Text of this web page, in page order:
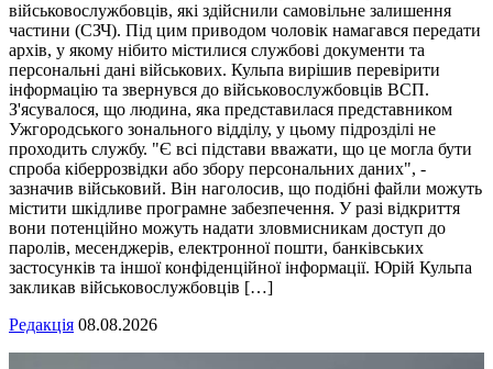
військовослужбовців, які здійснили самовільне залишення
частини (СЗЧ). Під цим приводом чоловік намагався передати
архів, у якому нібито містилися службові документи та
персональні дані військових. Кульпа вирішив перевірити
інформацію та звернувся до військовослужбовців ВСП.
З'ясувалося, що людина, яка представилася представником
Ужгородського зонального відділу, у цьому підрозділі не
проходить службу. "Є всі підстави вважати, що це могла бути
спроба кіберрозвідки або збору персональних даних", -
зазначив військовий. Він наголосив, що подібні файли можуть
містити шкідливе програмне забезпечення. У разі відкриття
вони потенційно можуть надати зловмисникам доступ до
паролів, месенджерів, електронної пошти, банківських
застосунків та іншої конфіденційної інформації. Юрій Кульпа
закликав військовослужбовців […]
Редакція 08.08.2026